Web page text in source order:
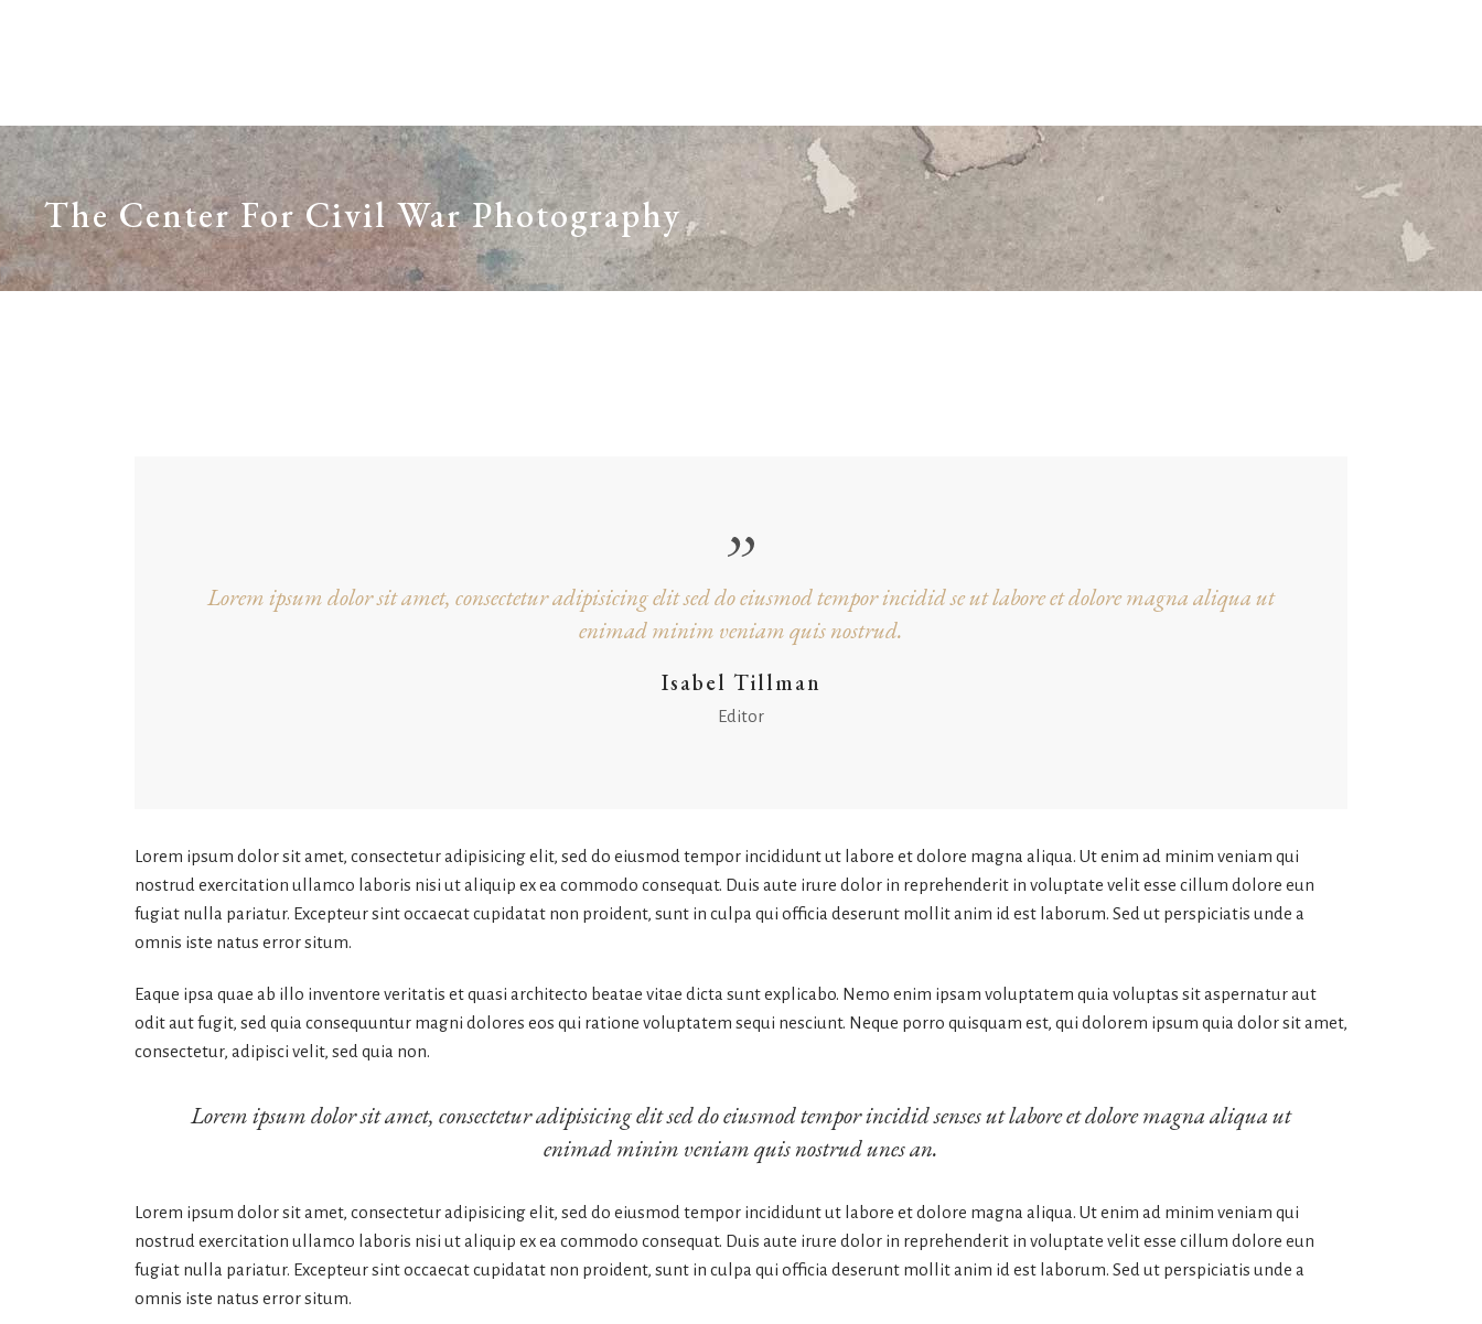
The Center For Civil War Photography
Lorem ipsum dolor sit amet, consectetur adipisicing elit sed do eiusmod tempor incidid se ut labore et dolore magna aliqua ut
enimad minim veniam quis nostrud.
Isabel Tillman
Editor
Lorem ipsum dolor sit amet, consectetur adipisicing elit, sed do eiusmod tempor incididunt ut labore et dolore magna aliqua. Ut enim ad minim veniam qui
nostrud exercitation ullamco laboris nisi ut aliquip ex ea commodo consequat. Duis aute irure dolor in reprehenderit in voluptate velit esse cillum dolore eun
fugiat nulla pariatur. Excepteur sint occaecat cupidatat non proident, sunt in culpa qui officia deserunt mollit anim id est laborum. Sed ut perspiciatis unde a
omnis iste natus error situm.
Eaque ipsa quae ab illo inventore veritatis et quasi architecto beatae vitae dicta sunt explicabo. Nemo enim ipsam voluptatem quia voluptas sit aspernatur aut
odit aut fugit, sed quia consequuntur magni dolores eos qui ratione voluptatem sequi nesciunt. Neque porro quisquam est, qui dolorem ipsum quia dolor sit amet,
consectetur, adipisci velit, sed quia non.
Lorem ipsum dolor sit amet, consectetur adipisicing elit sed do eiusmod tempor incidid senses ut labore et dolore magna aliqua ut
enimad minim veniam quis nostrud unes an.
Lorem ipsum dolor sit amet, consectetur adipisicing elit, sed do eiusmod tempor incididunt ut labore et dolore magna aliqua. Ut enim ad minim veniam qui
nostrud exercitation ullamco laboris nisi ut aliquip ex ea commodo consequat. Duis aute irure dolor in reprehenderit in voluptate velit esse cillum dolore eun
fugiat nulla pariatur. Excepteur sint occaecat cupidatat non proident, sunt in culpa qui officia deserunt mollit anim id est laborum. Sed ut perspiciatis unde a
omnis iste natus error situm.